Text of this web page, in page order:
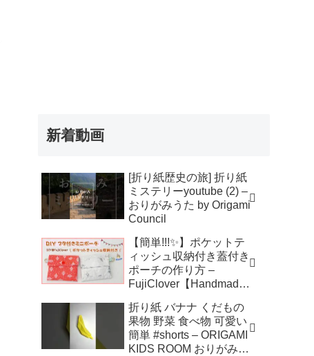
新着動画
[折り紙歴史の旅] 折り紙
ミステリーyoutube (2) –
おりがみうた by Origami
Council
【簡単!!!✨】ポケットテ
ィッシュ収納付き蓋付き
ポーチの作り方 –
FujiClover【Handmade
折り紙 バナナ くだもの
果物 野菜 食べ物 可愛い
簡単 #shorts – ORIGAMI
KIDS ROOM おりがみキ